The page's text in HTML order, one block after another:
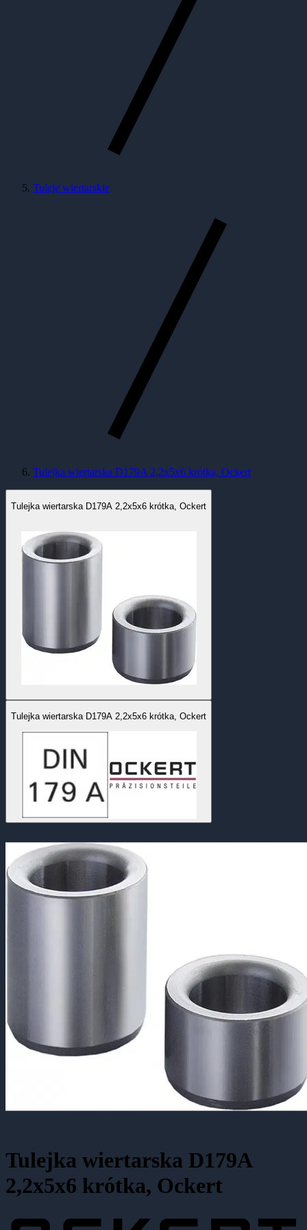
Tuleje wiertarskie
Tulejka wiertarska D179A 2,2x5x6 krótka, Ockert
Tulejka wiertarska D179A 2,2x5x6 krótka, Ockert
Tulejka wiertarska D179A 2,2x5x6 krótka, Ockert
Tulejka wiertarska D179A
2,2x5x6 krótka, Ockert